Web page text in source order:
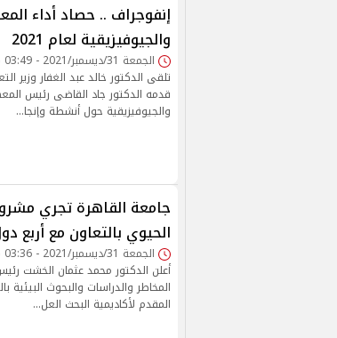
إنفوجراف .. حصاد أداء
والجيوفيزيقية لعام 2021
الجمعة 31/ديسمبر/2021 - 03:49 م
تلقى الدكتور خالد عبد الغفار وزير
قدمه الدكتور جاد القاضى رئيس
والجيوفيزيقية حول أنشطة وإنجا…
جامعة القاهرة تجري
الحيوي بالتعاون مع أربع
الجمعة 31/ديسمبر/2021 - 03:36 م
أعلن الدكتور محمد عثمان الخشت
المخاطر والدراسات والبحوث البيئية
المقدم لأكاديمية البحث العل…